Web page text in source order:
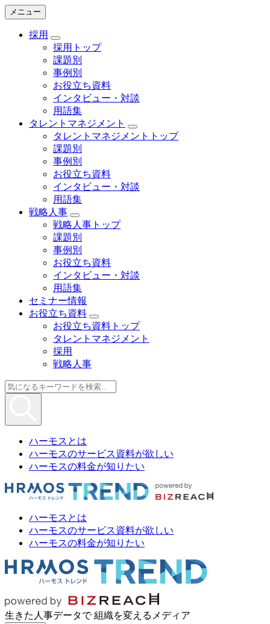
メニュー
採用
採用トップ
課題別
事例別
お役立ち資料
インタビュー・対談
用語集
タレントマネジメント
タレントマネジメントトップ
課題別
事例別
お役立ち資料
インタビュー・対談
用語集
戦略人事
戦略人事トップ
課題別
事例別
お役立ち資料
インタビュー・対談
用語集
セミナー情報
お役立ち資料
お役立ち資料トップ
タレントマネジメント
採用
戦略人事
ハーモスとは
ハーモスのサービス資料が欲しい
ハーモスの料金が知りたい
ハーモスとは
ハーモスのサービス資料が欲しい
ハーモスの料金が知りたい
生きた人事データで 組織を変えるメディア